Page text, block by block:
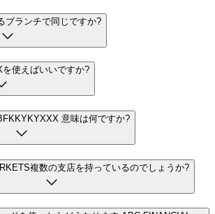
ブランチで同じですか?
使えばいいですか?
意味は何ですか?
複数の支店を持っているのでしょうか?